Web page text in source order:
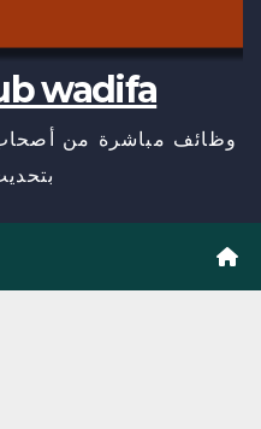
wadifa
وظائف مباشرة من